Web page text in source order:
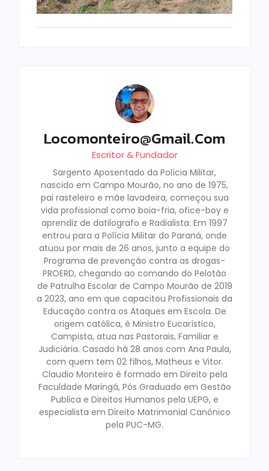
Locomonteiro@gmail.com
Escritor & Fundador
Sargento Aposentado da Polícia Militar,
nascido em Campo Mourão, no ano de 1975,
pai rasteleiro e mãe lavadeira, começou sua
vida profissional como boia-fria, ofice-boy e
aprendiz de datilografo e Radialista. Em 1997
entrou para a Polícia Militar do Paraná, onde
atuou por mais de 26 anos, junto a equipe do
Programa de prevenção contra as drogas-
PROERD, chegando ao comando do Pelotão
de Patrulha Escolar de Campo Mourão de 2019
a 2023, ano em que capacitou Profissionais da
Educação contra os Ataques em Escola. De
origem católica, é Ministro Eucarístico,
Campista, atua nas Pastorais, Familiar e
Judiciária. Casado há 28 anos com Ana Paula,
com quem tem 02 filhos, Matheus e Vitor.
Claudio Monteiro é formado em Direito pela
Faculdade Maringá, Pós Graduado em Gestão
Publica e Direitos Humanos pela UEPG, e
especialista em Direito Matrimonial Canônico
pela PUC-MG.